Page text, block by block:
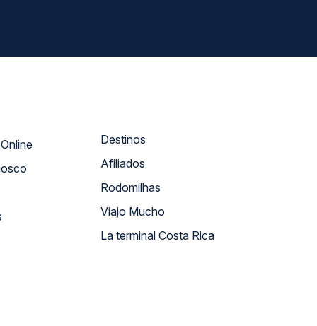
Atendimento Online
Destinos
Afiliados
Rodomilhas
Viajo Mucho
La terminal Costa Rica